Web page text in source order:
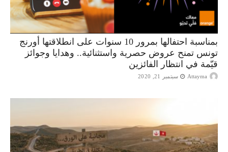
بمناسبة احتفالها بمرور 10 سنوات على انطلاقتها أورنج
تونس تمنح عروض حصرية واستثنائية.. وهدايا وجوائز
قيّمة في انتظار الفائزين
Attayma سبتمبر 21, 2020